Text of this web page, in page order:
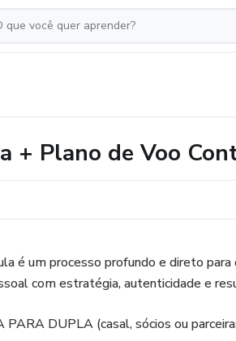
+ Plano de Voo
é um processo profundo e direto
com estratégia, autenticidade e
PARA DUPLA (casal, sócios ou